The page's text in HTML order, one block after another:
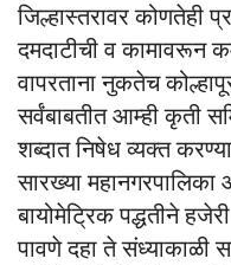
जिल्हास्तरावर कोणतेही
दमदाटीची व कामावरून
वापरताना नुकतेच
सर्वंबाबतीत आम्ही कृती
शब्दात निषेध व्यक्त
सारख्या महानगरपालिका
बायोमेट्रिक पद्धतीने
पावणे दहा ते संध्याकाळी